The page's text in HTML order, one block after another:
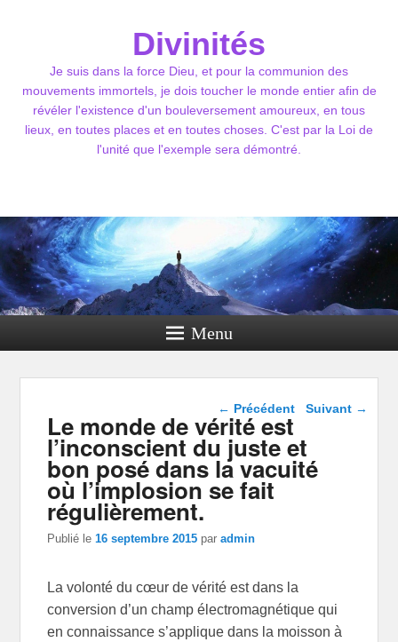
Divinités
Je suis dans la force Dieu, et pour la communion des
mouvements immortels, je dois toucher le monde entier afin de
révéler l'existence d'un bouleversement amoureux, en tous
lieux, en toutes places et en toutes choses. C'est par la Loi de
l'unité que l'exemple sera démontré.
Menu
Navigation dans les
← Précédent Suivant →
Le monde de vérité est
l’inconscient du juste et
bon posé dans la vacuité
où l’implosion se fait
régulièrement.
Publié le16 septembre 2015 paradmin
La volonté du cœur de vérité est dans la
conversion d’un champ électromagnétique qui
en connaissance s’applique dans la moisson à